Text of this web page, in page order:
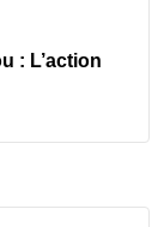
: L’action